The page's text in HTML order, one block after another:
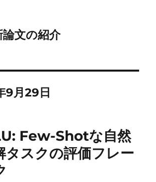
文の紹介
9月29日
Few-Shotな自然
タスクの評価フレー